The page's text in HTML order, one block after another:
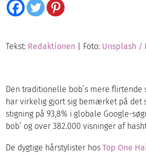
Tekst: Redaktionen | Foto: Unsplash /
Den traditionelle bob’s mere flirtende
har virkelig gjort sig bemærket på det
stigning på 93,8% i globale Google-
bob’ og over 382.000 visninger af
De dygtige hårstylister hosTop One